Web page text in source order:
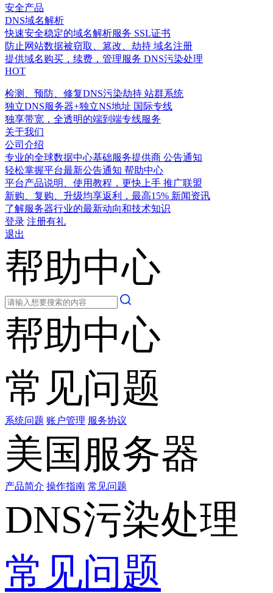
安全产品
DNS域名解析
快速安全稳定的域名解析服务 SSL证书
防止网站数据被窃取、篡改、劫持 域名注册
提供域名购买，续费，管理服务 DNS污染处理
HOT
检测、预防、修复DNS污染劫持 站群系统
独立DNS服务器+独立NS地址 国际专线
独享带宽，全透明的端到端专线服务
关于我们
公司介绍
专业的全球数据中心基础服务提供商 公告通知
轻松掌握平台最新公告通知 帮助中心
平台产品说明、使用教程，更快上手 推广联盟
新购、复购、升级均享返利，最高15% 新闻资讯
了解服务器行业的最新动向和技术知识
登录 注册有礼
退出
帮助中心
帮助中心
常见问题
系统问题 账户管理 服务协议
美国服务器
产品简介 操作指南 常见问题
DNS污染处理
常见问题